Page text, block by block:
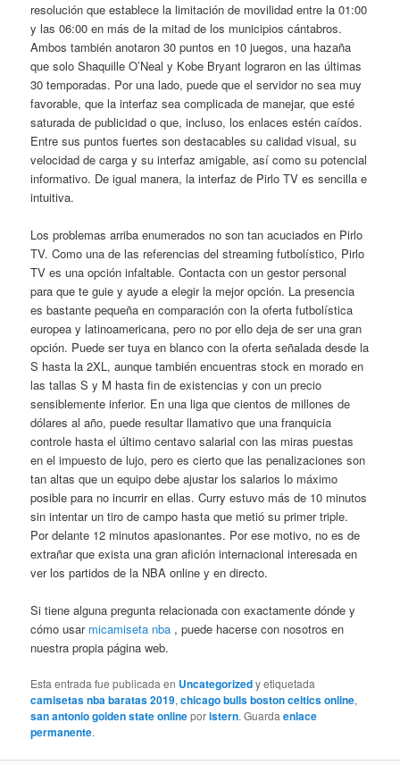
resolución que establece la limitación de movilidad entre la 01:00
y las 06:00 en más de la mitad de los municipios cántabros.
Ambos también anotaron 30 puntos en 10 juegos, una hazaña
que solo Shaquille O’Neal y Kobe Bryant lograron en las últimas
30 temporadas. Por una lado, puede que el servidor no sea muy
favorable, que la interfaz sea complicada de manejar, que esté
saturada de publicidad o que, incluso, los enlaces estén caídos.
Entre sus puntos fuertes son destacables su calidad visual, su
velocidad de carga y su interfaz amigable, así como su potencial
informativo. De igual manera, la interfaz de Pirlo TV es sencilla e
intuitiva.
Los problemas arriba enumerados no son tan acuciados en Pirlo
TV. Como una de las referencias del streaming futbolístico, Pirlo
TV es una opción infaltable. Contacta con un gestor personal
para que te guie y ayude a elegir la mejor opción. La presencia
es bastante pequeña en comparación con la oferta futbolística
europea y latinoamericana, pero no por ello deja de ser una gran
opción. Puede ser tuya en blanco con la oferta señalada desde la
S hasta la 2XL, aunque también encuentras stock en morado en
las tallas S y M hasta fin de existencias y con un precio
sensiblemente inferior. En una liga que cientos de millones de
dólares al año, puede resultar llamativo que una franquicia
controle hasta el último centavo salarial con las miras puestas
en el impuesto de lujo, pero es cierto que las penalizaciones son
tan altas que un equipo debe ajustar los salarios lo máximo
posible para no incurrir en ellas. Curry estuvo más de 10 minutos
sin intentar un tiro de campo hasta que metió su primer triple.
Por delante 12 minutos apasionantes. Por ese motivo, no es de
extrañar que exista una gran afición internacional interesada en
ver los partidos de la NBA online y en directo.
Si tiene alguna pregunta relacionada con exactamente dónde y
cómo usar micamiseta nba , puede hacerse con nosotros en
nuestra propia página web.
Esta entrada fue publicada en Uncategorizedy etiquetada
camisetas nba baratas 2019,chicago bulls boston celtics online,
san antonio golden state onlineporistern. Guardaenlace
permanente.